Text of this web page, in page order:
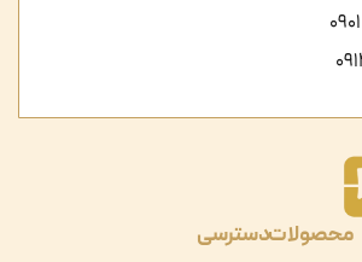
محصولاتدسترسی